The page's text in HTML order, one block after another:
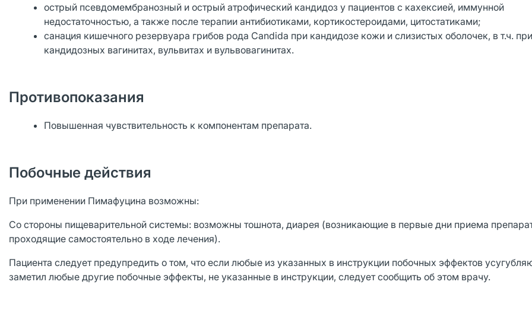
острый псевдомембранозный и острый атрофический кандидоз у пациентов с кахексией, иммунной
недостаточностью, а также после терапии антибиотиками, кортикостероидами, цитостатиками;
санация кишечного резервуара грибов рода Candida при кандидозе кожи и слизистых оболочек, в т.ч. при
кандидозных вагинитах, вульвитах и вульвовагинитах.
Противопоказания
Повышенная чувствительность к компонентам препарата.
Побочные действия
При применении Пимафуцина возможны:
Со стороны пищеварительной системы: возможны тошнота, диарея (возникающие в первые дни приема
проходящие самостоятельно в ходе лечения).
Пациента следует предупредить о том, что если любые из указанных в инструкции побочных эффектов
заметил любые другие побочные эффекты, не указанные в инструкции, следует сообщить об этом врачу.